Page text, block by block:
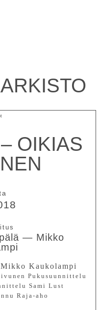
OIKIAS
— Mikko
Mikko Kaukolampi
Pukusuunnittelu
Sami Lust
Raja-aho